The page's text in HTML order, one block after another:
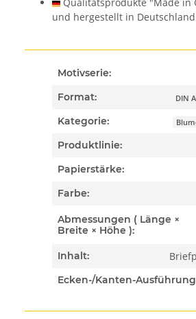
und hergestellt in
Motivserie:
Format: DIN
Kategorie:
Produktlinie:
Papierstärke:
Farbe:
Abmessungen ( Länge ×
Breite × Höhe ):
Inhalt:
Ecken-/Kanten-